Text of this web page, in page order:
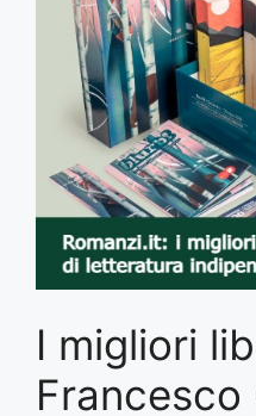
I migliori
Francesco